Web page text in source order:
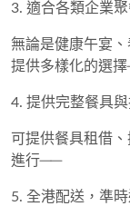
3. 適合各類企業
無論是健康午宴
提供多樣化的選
4. 提供完整餐具
可提供餐具租借
進行──
5. 全港配送，準